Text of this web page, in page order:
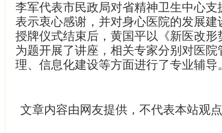
李军代表市民政局对省精神卫生中心
表示衷心感谢，并对身心医院的发展
授牌仪式结束后，黄国平以《新医改
为题开展了讲座，相关专家分别对医
理、信息化建设等方面进行了专业辅导
文章内容由网友提供，不代表本站观点